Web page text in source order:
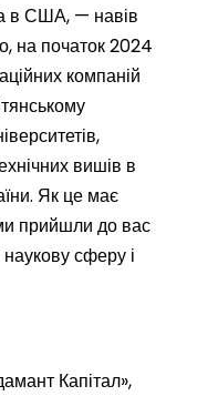
в США, — навів
на початок 2024
компаній
вишів в
Як це має
прийшли до вас
наукову сферу і
Капітал»,